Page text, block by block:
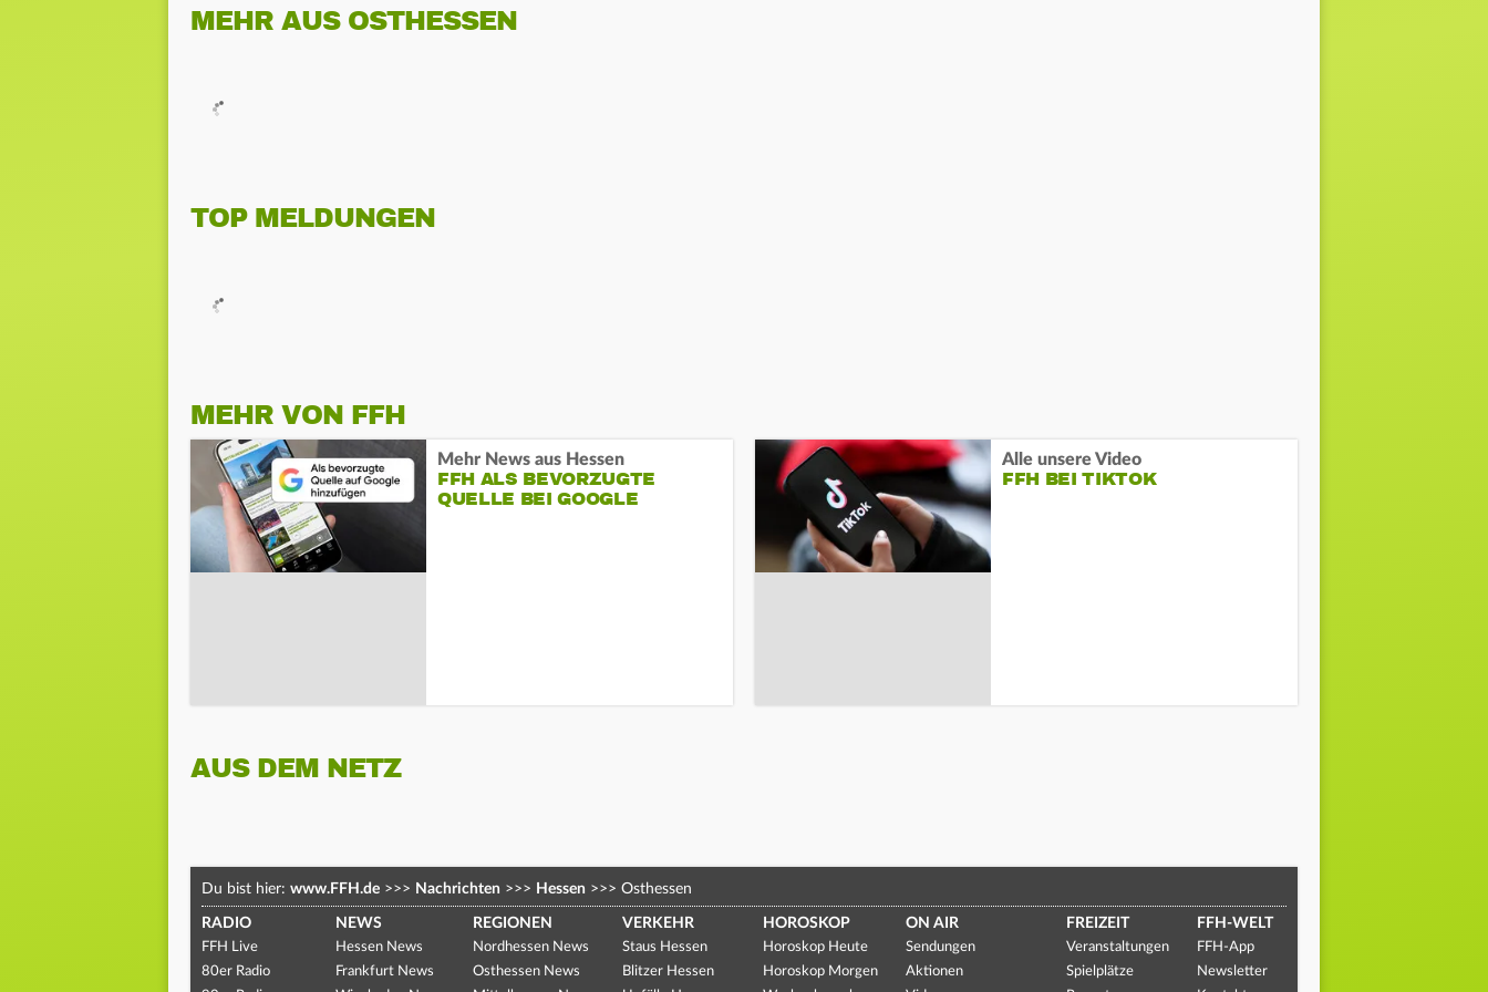
MEHR AUS OSTHESSEN
TOP MELDUNGEN
MEHR VON FFH
Mehr News aus Hessen
FFH ALS BEVORZUGTE
QUELLE BEI GOOGLE
Alle unsere Video
FFH BEI TIKTOK
AUS DEM NETZ
Du bist hier: www.FFH.de >>> Nachrichten >>> Hessen >>> Osthessen
RADIO
FFH Live
80er Radio
NEWS
Hessen News
Frankfurt News
REGIONEN
Nordhessen News
Osthessen News
VERKEHR
Staus Hessen
Blitzer Hessen
HOROSKOP
Horoskop Heute
Horoskop Morgen
ON AIR
Sendungen
Aktionen
FREIZEIT
Veranstaltungen
Spielplätze
FFH-WELT
FFH-App
Newsletter